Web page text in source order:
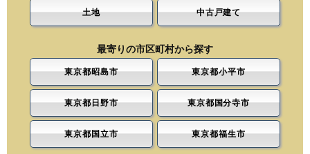
土地 中古戸建て
最寄りの市区町村から探す
東京都昭島市 東京都小平市
東京都日野市 東京都国分寺市
東京都国立市 東京都福生市